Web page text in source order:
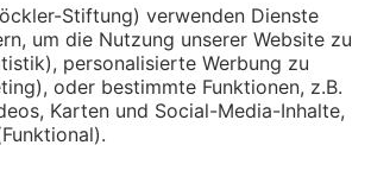
und Sozialwissenschaftliches Institut
für Makroökonomie und